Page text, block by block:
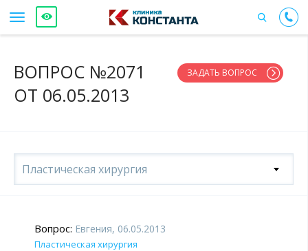
ВОПРОС №2071
ОТ 06.05.2013
ЗАДАТЬ ВОПРОС
Пластическая хирургия
Вопрос: Евгения, 06.05.2013
Пластическая хирургия